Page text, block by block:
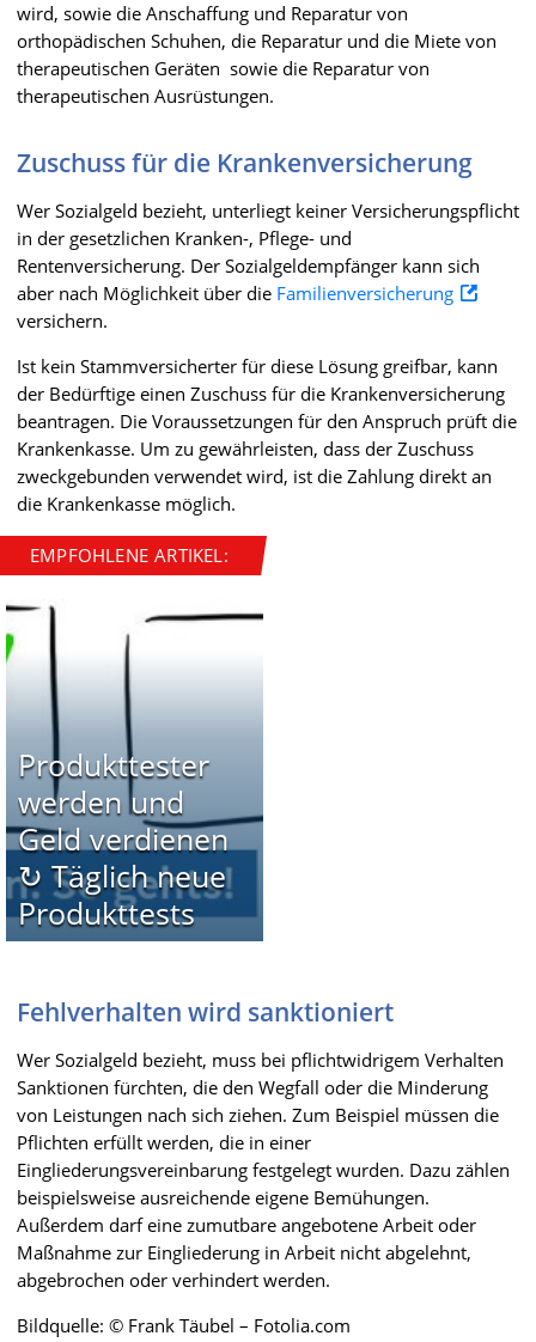
wird, sowie die Anschaffung und Reparatur von
orthopädischen Schuhen, die Reparatur und die Miete von
therapeutischen Geräten sowie die Reparatur von
therapeutischen Ausrüstungen.
Zuschuss für die Krankenversicherung
Wer Sozialgeld bezieht, unterliegt keiner Versicherungspflicht
in der gesetzlichen Kranken-, Pflege- und
Rentenversicherung. Der Sozialgeldempfänger kann sich
aber nach Möglichkeit über die Familienversicherung
versichern.
Ist kein Stammversicherter für diese Lösung greifbar, kann
der Bedürftige einen Zuschuss für die Krankenversicherung
beantragen. Die Voraussetzungen für den Anspruch prüft die
Krankenkasse. Um zu gewährleisten, dass der Zuschuss
zweckgebunden verwendet wird, ist die Zahlung direkt an
die Krankenkasse möglich.
EMPFOHLENE ARTIKEL:
Produkttester
werden und
Geld verdienen
↻ Täglich neue
Produkttests
Fehlverhalten wird sanktioniert
Wer Sozialgeld bezieht, muss bei pflichtwidrigem Verhalten
Sanktionen fürchten, die den Wegfall oder die Minderung
von Leistungen nach sich ziehen. Zum Beispiel müssen die
Pflichten erfüllt werden, die in einer
Eingliederungsvereinbarung festgelegt wurden. Dazu zählen
beispielsweise ausreichende eigene Bemühungen.
Außerdem darf eine zumutbare angebotene Arbeit oder
Maßnahme zur Eingliederung in Arbeit nicht abgelehnt,
abgebrochen oder verhindert werden.
Bildquelle: © Frank Täubel – Fotolia.com